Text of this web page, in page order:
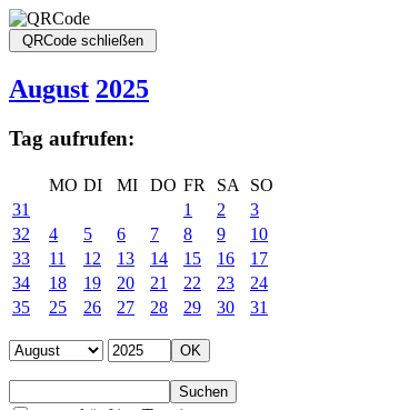
August 2025
Tag aufrufen:
MO DI MI DO FR SA
SO
31
1 2
3
32
4 5 6 7 8 9
10
33
11 12 13 14 15 16
17
34
18 19 20 21 22 23
24
35
25 26 27 28 29 30 31